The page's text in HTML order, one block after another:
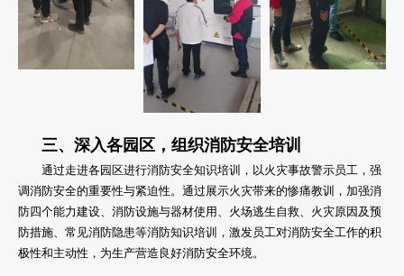
三、深入各园区，组织消防安全培训
通过走进各园区进行消防安全知识培训，以火灾事故警示员工，强
调消防安全的重要性与紧迫性。通过展示火灾带来的惨痛教训，加强消
防四个能力建设、消防设施与器材使用、火场逃生自救、火灾原因及预
防措施、常见消防隐患等消防知识培训，激发员工对消防安全工作的积
极性和主动性，为生产营造良好消防安全环境。